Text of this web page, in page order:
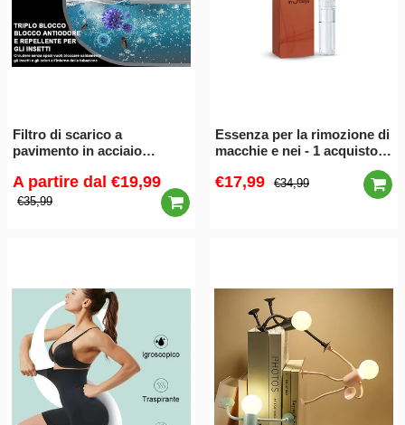
Filtro di scarico a
pavimento in acciaio
e previene gli scarafaggi
A partire dal €19,99
€35,99
Essenza per la rimozione di
macchie e nei - 1 acquisto e
€17,99 €34,99